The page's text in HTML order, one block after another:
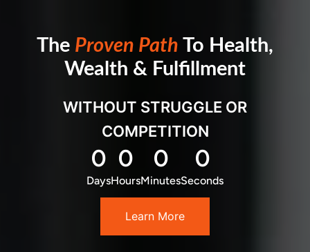
The Proven Path To Health,
Wealth & Fulfillment
WITHOUT STRUGGLE OR
COMPETITION
0
Days
0
Hours
0
Minutes
0
Seconds
Learn More